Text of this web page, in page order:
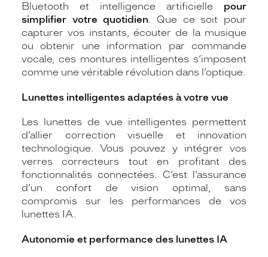
Bluetooth et intelligence artificielle pour
simplifier votre quotidien. Que ce soit pour
capturer vos instants, écouter de la musique
ou obtenir une information par commande
vocale, ces montures intelligentes s’imposent
comme une véritable révolution dans l’optique.
Lunettes intelligentes adaptées à votre vue
Les lunettes de vue intelligentes permettent
d’allier correction visuelle et innovation
technologique. Vous pouvez y intégrer vos
verres correcteurs tout en profitant des
fonctionnalités connectées. C’est l’assurance
d’un confort de vision optimal, sans
compromis sur les performances de vos
lunettes IA.
Autonomie et performance des lunettes IA